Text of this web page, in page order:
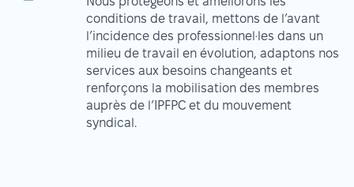
conditions de travail, mettons de l’avant
l’incidence des professionnel·les dans un
milieu de travail en évolution, adaptons nos
services aux besoins changeants et
renforçons la mobilisation des membres
auprès de l’IPFPC et du mouvement
syndical.